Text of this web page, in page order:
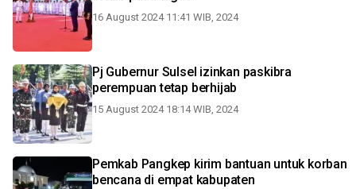
16 August 2024 11:41 WIB, 2024
Pj Gubernur Sulsel izinkan paskibra
perempuan tetap berhijab
15 August 2024 18:14 WIB, 2024
Pemkab Pangkep kirim bantuan untuk korban
bencana di empat kabupaten